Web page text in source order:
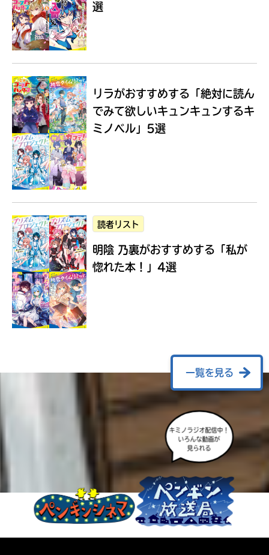
Loading...
選
リラがおすすめする 「絶対に読ん
でみて欲しいキュンキュンするキ
ミノベル」5選
読者リスト
明陰 乃裏がおすすめする 「私が
惚れた本！」4選
一覧を見る
キミノラジオ配信中！
いろんな動画が
見られる
に
エ
も
度
み
て
ね
る